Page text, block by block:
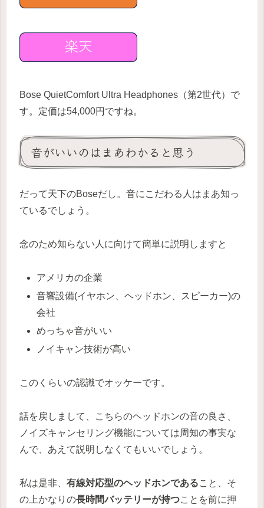
Bose QuietComfort Ultra Headphones（第2世代）で
す。定価は54,000円ですね。
音がいいのはまあわかると思う
だって天下のBoseだし。音にこだわる人はまあ知っ
ているでしょう。
念のため知らない人に向けて簡単に説明しますと
アメリカの企業
音響設備(イヤホン、ヘッドホン、スピーカー)の
会社
めっちゃ音がいい
ノイキャン技術が高い
このくらいの認識でオッケーです。
話を戻しまして、こちらのヘッドホンの音の良さ、
ノイズキャンセリング機能については周知の事実な
んで、あえて説明しなくてもいいでしょう。
私は是非、 有線対応型のヘッドホンであること、そ
の上かなりの長時間バッテリーが持つことを前に押